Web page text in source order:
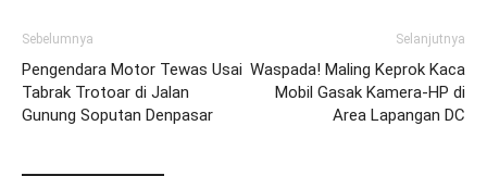
Sebelumnya
Pengendara Motor Tewas Usai
Tabrak Trotoar di Jalan
Gunung Soputan Denpasar
Selanjutnya
Waspada! Maling Keprok Kaca
Mobil Gasak Kamera-HP di
Area Lapangan DC